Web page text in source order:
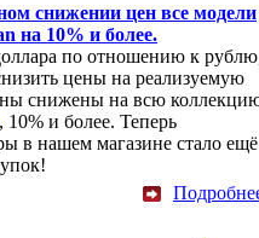
снижении цен все модели
на 10% и более.
по отношению к
цены на реализуемую
снижены на всю
, 10% и более. Теперь
в нашем магазине стало ещё